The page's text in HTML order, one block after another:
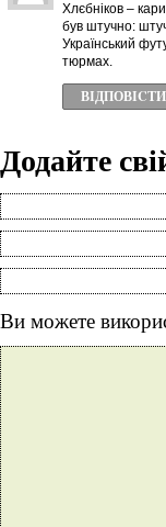
Хлєбніков –
був штучно:
Український
тюрмах.
ВІДПОВІCТИ
Додайте
Ви можете